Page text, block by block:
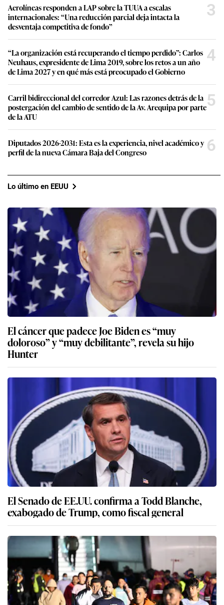
Aerolíneas responden a LAP sobre la TUUA a escalas
internacionales: “Una reducción parcial deja intacta la
desventaja competitiva de fondo”
3
“La organización está recuperando el tiempo perdido”: Carlos
Neuhaus, expresidente de Lima 2019, sobre los retos a un año
de Lima 2027 y en qué más está preocupado el Gobierno
4
Carril bidireccional del corredor Azul: Las razones detrás de la
postergación del cambio de sentido de la Av. Arequipa por parte
de la ATU
5
Diputados 2026-2031: Esta es la experiencia, nivel académico y
perfil de la nueva Cámara Baja del Congreso
6
Lo último en EEUU
El cáncer que padece Joe Biden es “muy
doloroso” y “muy debilitante”, revela su hijo
Hunter
El Senado de EE.UU. confirma a Todd Blanche,
exabogado de Trump, como fiscal general